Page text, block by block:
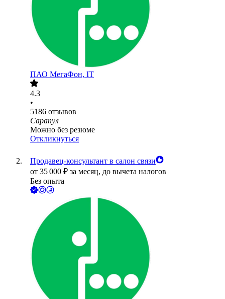
ПАО МегаФон, IT
4.3
•
5186 отзывов
Сарапул
Можно без резюме
Откликнуться
Продавец-консультант в салон связи
от 35 000 ₽ за месяц, до вычета налогов
Без опыта